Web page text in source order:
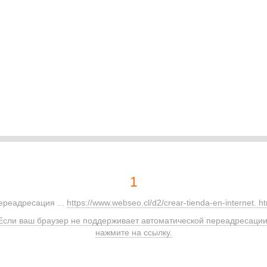
1
... https://www.webseo.cl/d2/crear-tienda-en-internet.
ваш браузер не поддерживает автоматической
нажмите на ссылку.